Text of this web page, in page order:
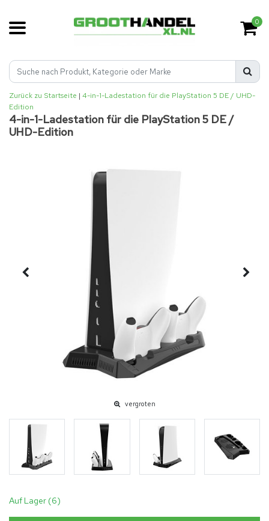
0
Zurück zu Startseite | 4-in-1-Ladestation für die PlayStation 5 DE / UHD-
Edition
4-in-1-Ladestation für die PlayStation 5 DE /
UHD-Edition
vergroten
Auf Lager (6)